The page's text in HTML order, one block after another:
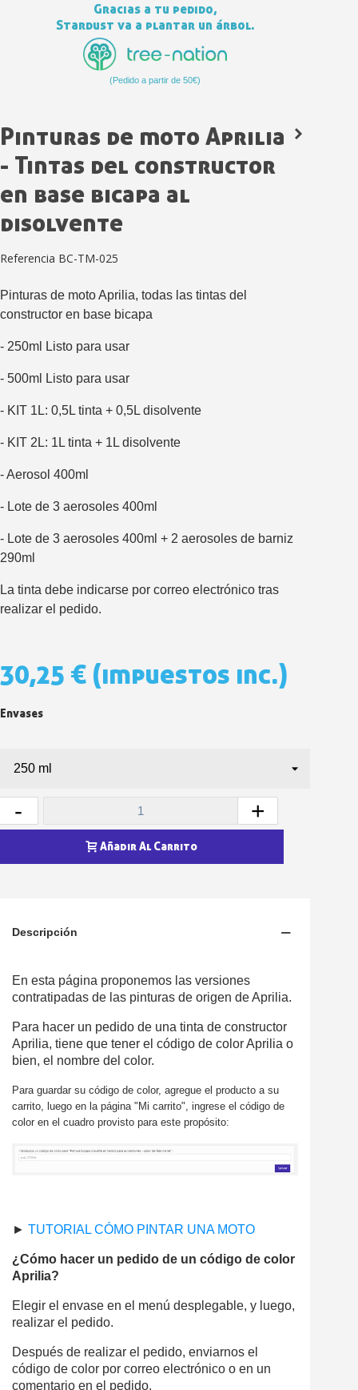
Suscríbete al
Entrega en un
Devuelve los
5 € de descuento
Suscríbete al
Gracias a tu pedido,
Stardust va a plantar un árbol.
(Pedido a partir de 50€)
Pinturas de moto Aprilia
- Tintas del constructor
en base bicapa al
disolvente
Referencia BC-TM-025
Pinturas de moto Aprilia, todas las tintas del
constructor en base bicapa
- 250ml Listo para usar
- 500ml Listo para usar
- KIT 1L: 0,5L tinta + 0,5L disolvente
- KIT 2L: 1L tinta + 1L disolvente
- Aerosol 400ml
- Lote de 3 aerosoles 400ml
- Lote de 3 aerosoles 400ml + 2 aerosoles de barniz
290ml
La tinta debe indicarse por correo electrónico tras
realizar el pedido.
30,25 € (impuestos inc.)
Envases
- +
Añadir Al Carrito
Descripción
En esta página proponemos las versiones
contratipadas de las pinturas de origen de Aprilia.
Para hacer un pedido de una tinta de constructor
Aprilia, tiene que tener el código de color Aprilia o
bien, el nombre del color.
Para guardar su código de color, agregue el producto a su
carrito, luego en la página "Mi carrito", ingrese el código de
color en el cuadro provisto para este propósito:
► TUTORIAL CÓMO PINTAR UNA MOTO
¿Cómo hacer un pedido de un código de color
Aprilia?
Elegir el envase en el menú desplegable, y luego,
realizar el pedido.
Después de realizar el pedido, enviarnos el
código de color por correo electrónico o en un
comentario en el pedido.